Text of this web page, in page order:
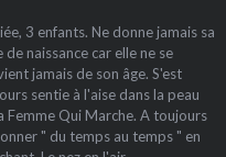
3 enfants. Ne donne jamais sa
de naissance car elle ne se
jamais de son âge. S'est
sentie à l'aise dans la peau
Femme Qui Marche. A toujours
" du temps au temps " en